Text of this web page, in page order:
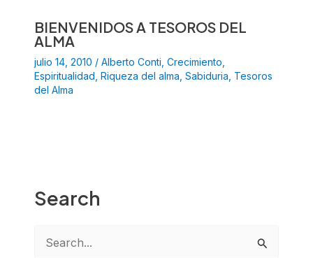
BIENVENIDOS A TESOROS DEL
ALMA
julio 14, 2010 / Alberto Conti Crecimiento
Espiritualidad Riqueza del alma Sabiduria Tesoros
del Alma
Search